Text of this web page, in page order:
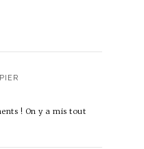
! On y a mis tout